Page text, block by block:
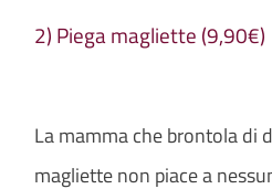
2) Piega magliette (9,90€)
La mamma che brontola di
magliette non piace a